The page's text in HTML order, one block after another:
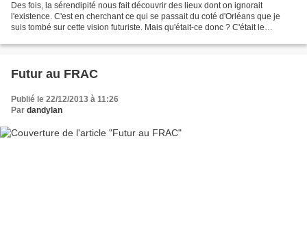
Des fois, la sérendipité nous fait découvrir des lieux dont on ignorait
l'existence. C'est en cherchant ce qui se passait du coté d'Orléans que je
suis tombé sur cette vision futuriste. Mais qu'était-ce donc ? C'était le
Futur au FRAC
Publié le 22/12/2013 à 11:26
Par dandylan